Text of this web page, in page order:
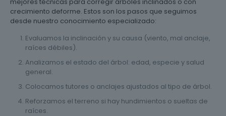
crecimiento deforme. Estos son los pasos que seguimos
desde nuestro conocimiento especializado:
Evaluamos la inclinación y su causa (viento, mal anclaje,
raíces débiles).
Analizamos el estado del árbol: edad, especie y salud
general.
Colocamos tutores o anclajes ajustados al tipo de árbol.
Reforzamos el terreno si hay hundimientos o sueltas de
raíces.